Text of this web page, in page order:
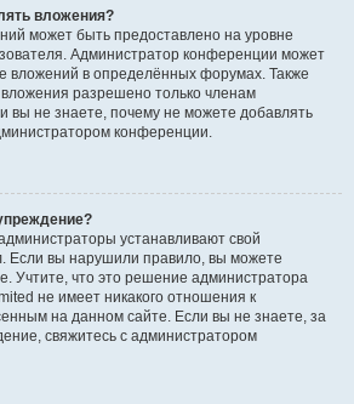
вложения?
может быть предоставлено на уровне
Администратор конференции может
вложений в определённых форумах. Также
разрешено только членам
вы не знаете, почему не можете добавлять
конференции.
устанавливают свой
Если вы нарушили правило, вы можете
Учтите, что это решение администратора
не имеет никакого отношения к
на данном сайте. Если вы не знаете, за
свяжитесь с администратором